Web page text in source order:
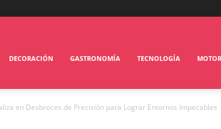
DECORACIÓN GASTRONOMÍA TECNOLOGÍA MOTOR
en Desbroces de Precisión para Lograr Entornos Impecables